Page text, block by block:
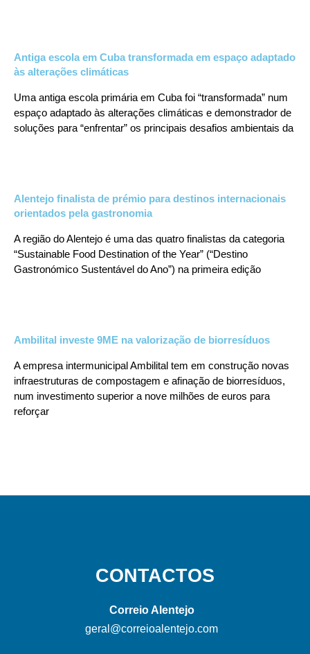
Antiga escola em Cuba transformada em espaço adaptado
às alterações climáticas
Uma antiga escola primária em Cuba foi “transformada” num
espaço adaptado às alterações climáticas e demonstrador de
soluções para “enfrentar” os principais desafios ambientais da
Alentejo finalista de prémio para destinos internacionais
orientados pela gastronomia
A região do Alentejo é uma das quatro finalistas da categoria
“Sustainable Food Destination of the Year” (“Destino
Gastronómico Sustentável do Ano”) na primeira edição
Ambilital investe 9ME na valorização de biorresíduos
A empresa intermunicipal Ambilital tem em construção novas
infraestruturas de compostagem e afinação de biorresíduos,
num investimento superior a nove milhões de euros para
reforçar
CONTACTOS
Correio Alentejo
geral@correioalentejo.com